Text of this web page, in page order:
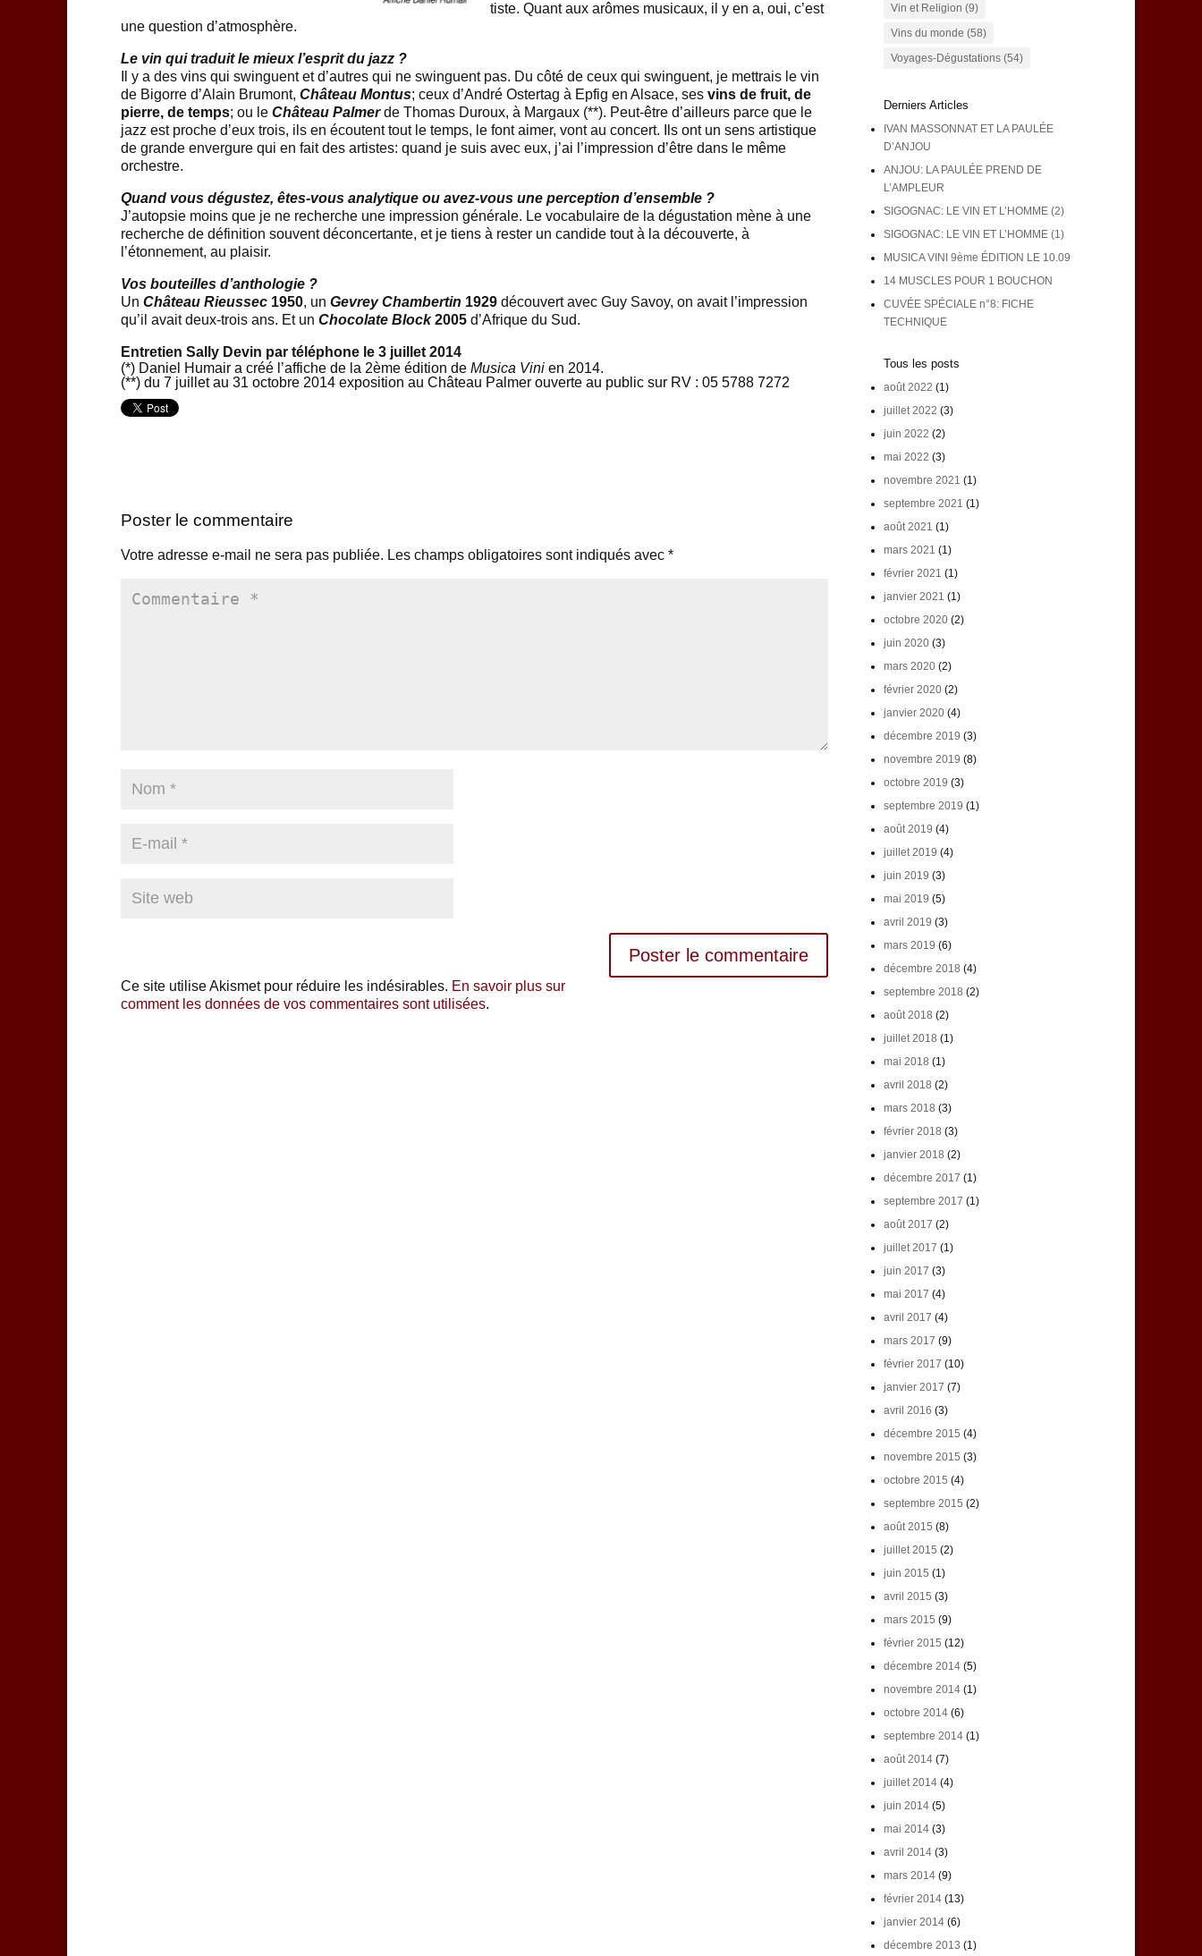
tiste. Quant aux arômes musicaux, il y en a, oui, c’est
une question d’atmosphère.
Le vin qui traduit le mieux l’esprit du jazz ?
Il y a des vins qui swinguent et d’autres qui ne swinguent pas. Du côté de ceux qui swinguent, je mettrais le vin
de Bigorre d’Alain Brumont, Château Montus; ceux d’André Ostertag à Epfig en Alsace, ses vins de fruit, de
pierre, de temps; ou le Château Palmerde Thomas Duroux, à Margaux (**). Peut-être d’ailleurs parce que le
jazz est proche d’eux trois, ils en écoutent tout le temps, le font aimer, vont au concert. Ils ont un sens artistique
de grande envergure qui en fait des artistes: quand je suis avec eux, j’ai l’impression d’être dans le même
orchestre.
Quand vous dégustez, êtes-vous analytique ou avez-vous une perception d’ensemble ?
J’autopsie moins que je ne recherche une impression générale. Le vocabulaire de la dégustation mène à une
recherche de définition souvent déconcertante, et je tiens à rester un candide tout à la découverte, à
l’étonnement, au plaisir.
Vos bouteilles d’anthologie ?
Un Château Rieussec1950, un Gevrey Chambertin 1929découvert avec Guy Savoy, on avait l’impression
qu’il avait deux-trois ans. Et un Chocolate Block2005 d’Afrique du Sud.
Entretien Sally Devin par téléphone le 3 juillet 2014
(*) Daniel Humair a créé l’affiche de la 2ème édition de Musica Vinien 2014.
(**) du 7 juillet au 31 octobre 2014 exposition au Château Palmer ouverte au public sur RV : 05 5788 7272
Poster le commentaire
Votre adresse e-mail ne sera pas publiée. Les champs obligatoires sont indiqués avec *
Ce site utilise Akismet pour réduire les indésirables. En savoir plus sur
comment les données de vos commentaires sont utilisées.
Vin et Religion (9)
Vins du monde (58)
Voyages-Dégustations(54)
Derniers Articles
IVAN MASSONNAT ET LA PAULÉE
D’ANJOU
ANJOU: LA PAULÉE PREND DE
L’AMPLEUR
SIGOGNAC: LE VIN ET L’HOMME (2)
SIGOGNAC: LE VIN ET L’HOMME (1)
MUSICA VINI 9ème ÉDITION LE 10.09
14 MUSCLES POUR 1 BOUCHON
CUVÉE SPÉCIALE n°8: FICHE
TECHNIQUE
Tous les posts
août 2022 (1)
juillet 2022 (3)
juin 2022 (2)
mai 2022 (3)
novembre 2021 (1)
septembre 2021 (1)
août 2021 (1)
mars 2021 (1)
février 2021 (1)
janvier 2021 (1)
octobre 2020(2)
juin 2020(3)
mars 2020(2)
février 2020(2)
janvier 2020(4)
décembre 2019 (3)
novembre 2019 (8)
octobre 2019 (3)
septembre 2019 (1)
août 2019 (4)
juillet 2019 (4)
juin 2019 (3)
mai 2019 (5)
avril 2019 (3)
mars 2019 (6)
décembre 2018 (4)
septembre 2018 (2)
août 2018 (2)
juillet 2018 (1)
mai 2018 (1)
avril 2018 (2)
mars 2018 (3)
février 2018 (3)
janvier 2018 (2)
décembre 2017 (1)
septembre 2017 (1)
août 2017 (2)
juillet 2017 (1)
juin 2017 (3)
mai 2017 (4)
avril 2017 (4)
mars 2017 (9)
février 2017 (10)
janvier 2017 (7)
avril 2016 (3)
décembre 2015 (4)
novembre 2015 (3)
octobre 2015 (4)
septembre 2015 (2)
août 2015 (8)
juillet 2015 (2)
juin 2015 (1)
avril 2015 (3)
mars 2015 (9)
février 2015 (12)
décembre 2014(5)
novembre 2014(1)
octobre 2014(6)
septembre 2014(1)
août 2014(7)
juillet 2014(4)
juin 2014(5)
mai 2014(3)
avril 2014(3)
mars 2014(9)
février 2014(13)
janvier 2014(6)
décembre 2013 (1)